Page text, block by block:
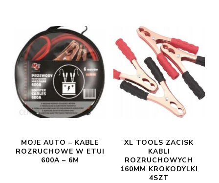
MOJE AUTO – KABLE
ROZRUCHOWE W ETUI
600A – 6M
XL TOOLS ZACISK
KABLI
ROZRUCHOWYCH
160MM KROKODYLKI
4SZT